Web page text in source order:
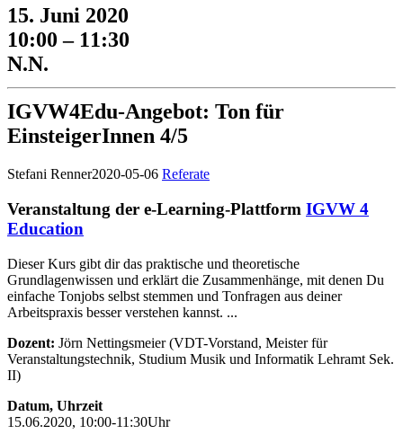
15. Juni 2020
10:00 – 11:30
N.N.
IGVW4Edu-Angebot: Ton für
EinsteigerInnen 4/5
Stefani Renner2020-05-06 Referate
Veranstaltung der e-Learning-Plattform IGVW 4
Education
Dieser Kurs gibt dir das praktische und theoretische
Grundlagenwissen und erklärt die Zusammenhänge, mit denen Du
einfache Tonjobs selbst stemmen und Tonfragen aus deiner
Arbeitspraxis besser verstehen kannst. ...
Dozent: Jörn Nettingsmeier (VDT-Vorstand, Meister für
Veranstaltungstechnik, Studium Musik und Informatik Lehramt Sek.
II)
Datum, Uhrzeit
15.06.2020, 10:00-11:30Uhr